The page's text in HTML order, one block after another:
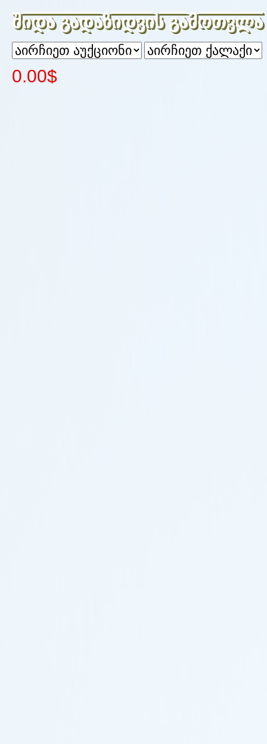
შიდა გადაზიდვის გამოთვლა
0.00$